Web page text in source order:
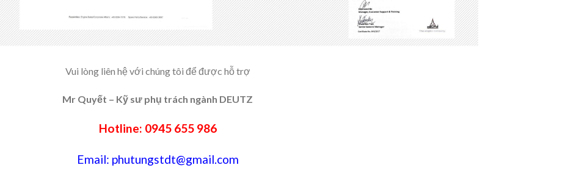
Vui lòng liên hệ với chúng tôi để được hỗ trợ
Mr Quyết – Kỹ sư phụ trách ngành DEUTZ
Hotline: 0945 655 986
Email: phutungstdt@gmail.com